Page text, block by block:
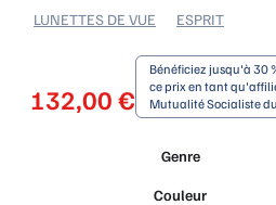
LUNETTES DE VUE ESPRIT
132,00 €
Bénéficiez jusqu'à 30
ce prix en tant
Mutualité Socialiste
Genre
Couleur